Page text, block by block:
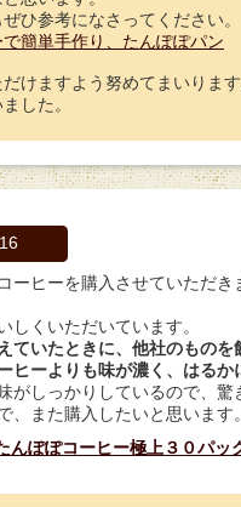
ひ参考になさってください。
簡単手作り、たんぽぽパン
だけますよう努めてまいります
した。
ーヒーを購入させていただき
しくいただいています。
ていたときに、他社のものを
ヒーよりも味が濃く、はるか
がしっかりしているので、驚
、また購入したいと思います。
んぽぽコーヒー極上３０パッ